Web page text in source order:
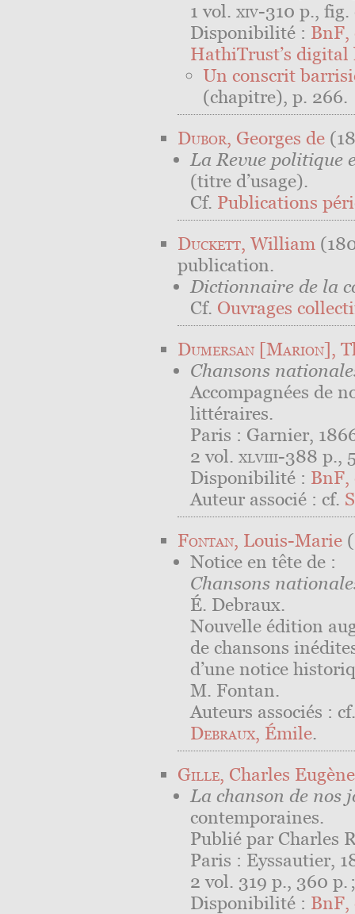
1 vol. xiv-310 p.,
Disponibilité : BnF,
HathiTrust’s
Un conscrit
(chapitre), p. 266.
Dubor, Georges de
La Revue politique
(titre d’usage).
Cf. Publications
Duckett, William
publication.
Dictionnaire de la
Cf. Ouvrages
Dumersan [Marion],
Chansons
Accompagnées de
littéraires.
Paris : Garnier,
2 vol. xlviii-388 p.,
Disponibilité : BnF,
Auteur associé : cf.
Fontan, Louis-Marie
Notice en tête de :
Chansons
É. Debraux.
Nouvelle édition
de chansons
d’une notice
M. Fontan.
Auteurs associés :
Debraux, Émile.
Gille, Charles Eugène
La chanson de nos
contemporaines.
Publié par Charles
Paris : Eyssautier,
2 vol. 319 p., 360 p.
Disponibilité : BnF,